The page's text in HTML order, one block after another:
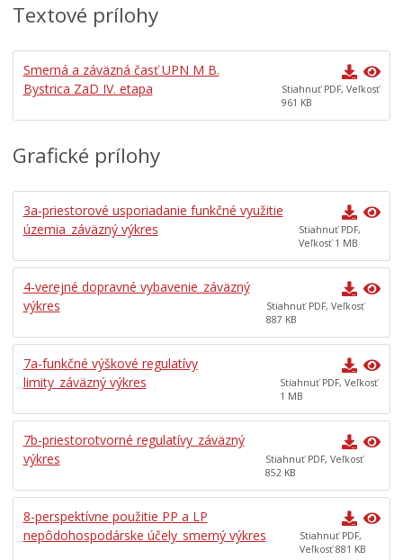
Mestská polícia Banská Bystrica
Organizácie zriadené a založené mestom
Regionálny rozvoj
Súťažný dialóg Námestie slobody v Banskej Bystrici
Prerokovanie Územno-plánovacej dokumentácie
(ÚPD) a Územno-plánovacích podkladov (ÚPP)
Územný plán mesta Banská Bystrica
Územné plány zón mesta Banská Bystrica (ÚPN Z)
Urbanistické štúdie (UŠ)
Územné generely, Územný systém ekologickej stability
Plán dopravnej obslužnosti na roky 2027 – 2037 (PDO)
Plán udržateľnej mobility (PUM)
Územný plán Centrálnej mestskej zóny (ÚPN – CMZ)
Súťaže
Zámery územného rozvoja mesta
Zoznam platných registračných listov k platným ÚPD
Projekty Zelené sídliská
Manuál verejných priestorov Banská Bystrica
Textové prílohy
Smerná a záväzná časť UPN M B.
Bystrica ZaD IV. etapa
Stiahnuť PDF, Veľkosť
961 KB
Grafické prílohy
3a-priestorové usporiadanie funkčné využitie
územia_záväzný výkres
Stiahnuť PDF,
Veľkosť 1 MB
4-verejné dopravné vybavenie_záväzný
výkres
Stiahnuť PDF, Veľkosť
887 KB
7a-funkčné výškové regulatívy
limity_záväzný výkres
Stiahnuť PDF, Veľkosť
1 MB
7b-priestorotvorné regulatívy_záväzný
výkres
Stiahnuť PDF, Veľkosť
852 KB
8-perspektívne použitie PP a LP
nepôdohospodárske účely_smerný výkres
Stiahnuť PDF,
Veľkosť 881 KB